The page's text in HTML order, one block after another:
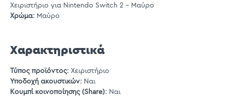
Χειριστήριο για Nintendo Switch 2 – Μαύρο
Χρώμα: Μαύρο
Χαρακτηριστικά
Τύπος προϊόντος: Χειριστήριο
Υποδοχή ακουστικών: Ναι
Κουμπί κοινοποίησης (Share): Ναι